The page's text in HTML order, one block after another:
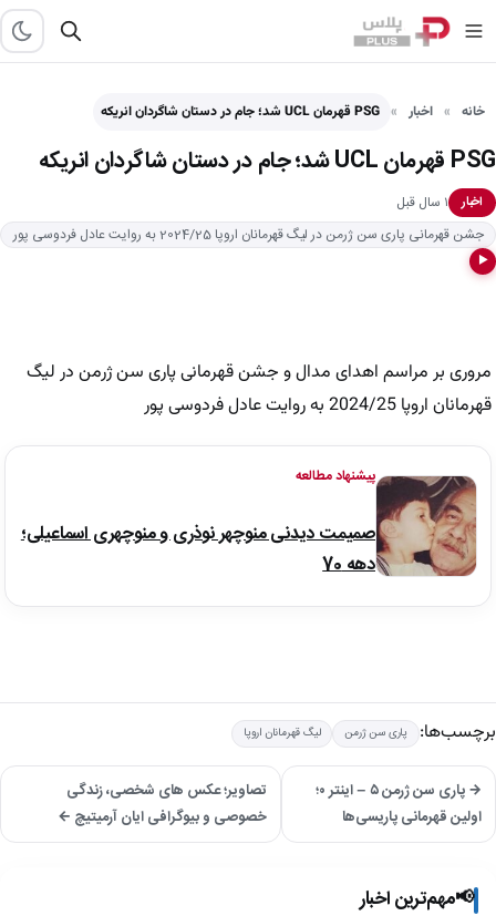
خانه اخبار PSG قهرمان UCL شد؛ جام در دستان شاگردان انریکه
PSG قهرمان UCL شد؛ جام در دستان شاگردان انریکه
اخبار
۱ سال قبل
جشن قهرمانی پاری سن ژرمن در لیگ قهرمانان اروپا 2024/25 به روایت عادل فردوسی پور
▶
مروری بر مراسم اهدای مدال و جشن قهرمانی پاری سن ژرمن در لیگ
قهرمانان اروپا 2024/25 به روایت عادل فردوسی پور
پیشنهاد مطالعه
صمیمت دیدنی منوچهر نوذری و منوچهری اسماعیلی؛
دهه 70
برچسب‌ها: پاری سن ژرمن لیگ قهرمانان اروپا
→ پاری سن ژرمن ۵ – اینتر ۰؛
اولین قهرمانی پاریسی‌ها
تصاویر؛ عکس های شخصی، زندگی
خصوصی و بیوگرافی ایان آرمیتیچ ←
📢مهم‌ترین اخبار